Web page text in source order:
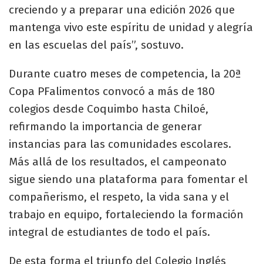
creciendo y a preparar una edición 2026 que
mantenga vivo este espíritu de unidad y alegría
en las escuelas del país”, sostuvo.
Durante cuatro meses de competencia, la 20ª
Copa PFalimentos convocó a más de 180
colegios desde Coquimbo hasta Chiloé,
refirmando la importancia de generar
instancias para las comunidades escolares.
Más allá de los resultados, el campeonato
sigue siendo una plataforma para fomentar el
compañerismo, el respeto, la vida sana y el
trabajo en equipo, fortaleciendo la formación
integral de estudiantes de todo el país.
De esta forma el triunfo del Colegio Inglés